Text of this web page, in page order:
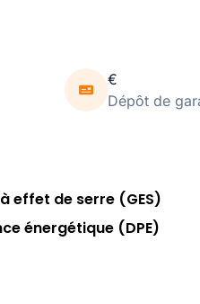
€
Dépôt de
effet de serre (GES)
énergétique (DPE)